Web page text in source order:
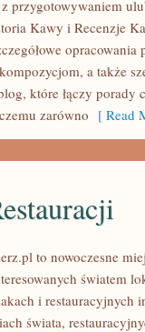
przygotowywaniem
Kawy i Recenzje
a także
które łączy porady
zarówno [ Read
to nowoczesne
światem
i restauracyjnych
świata,